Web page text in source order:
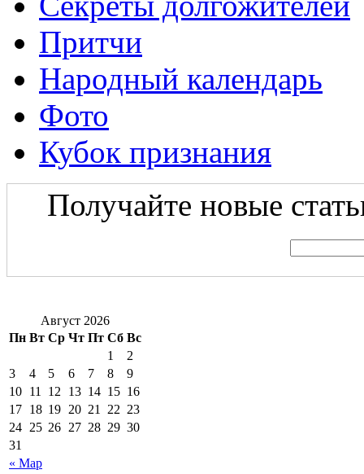
Притчи
Народный календарь
Фото
Кубок признания
Получайте новые
Август 2026
Пн Вт Ср Чт Пт Сб Вс
« Мар
1
2
3
4 5 6 7 8
9
10 11 12 13 14 15 16
17 18 19 20 21 22 23
24 25 26 27 28 29 30
31